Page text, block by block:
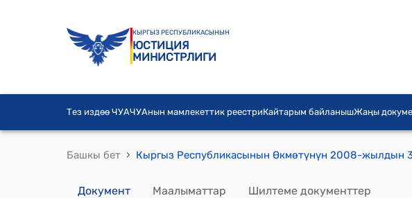
КЫРГЫЗ РЕСПУБЛИКАСЫНЫН
ЮСТИЦИЯ
МИНИСТРЛИГИ
Тез издөө ЧУАЧУАнын мамлекеттик реестриКайтарым байланышЖаңы
Башкы бет ›
Документ Маалыматтар Шилтеме документтер